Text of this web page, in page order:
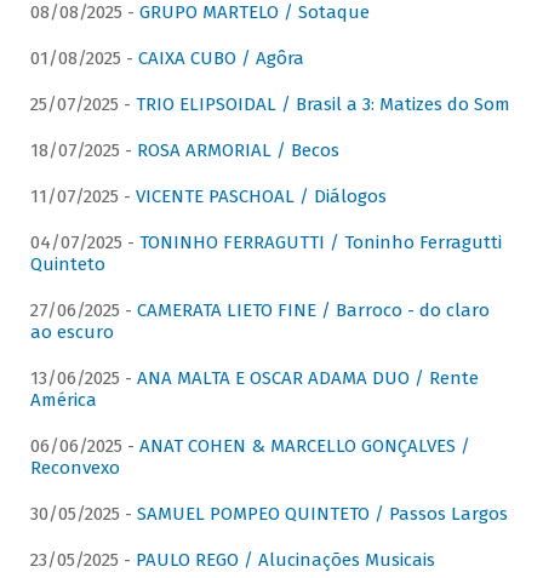
08/08/2025 - GRUPO MARTELO / Sotaque
01/08/2025 - CAIXA CUBO / Agôra
25/07/2025 - TRIO ELIPSOIDAL / Brasil a 3: Matizes do Som
18/07/2025 - ROSA ARMORIAL / Becos
11/07/2025 - VICENTE PASCHOAL / Diálogos
04/07/2025 - TONINHO FERRAGUTTI / Toninho Ferragutti
Quinteto
27/06/2025 - CAMERATA LIETO FINE / Barroco - do claro
ao escuro
13/06/2025 - ANA MALTA E OSCAR ADAMA DUO / Rente
América
06/06/2025 - ANAT COHEN & MARCELLO GONÇALVES /
Reconvexo
30/05/2025 - SAMUEL POMPEO QUINTETO / Passos Largos
23/05/2025 - PAULO REGO / Alucinações Musicais